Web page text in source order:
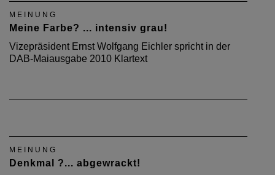
MEINUNG
Meine Farbe? ... intensiv grau!
Vizepräsident Ernst Wolfgang Eichler spricht in der
DAB-Maiausgabe 2010 Klartext
MEINUNG
Denkmal ?... abgewrackt!